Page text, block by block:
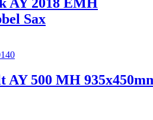
Sax
500 MH